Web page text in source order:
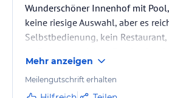
Wunderschöner Innenhof mit
keine riesige Auswahl, aber es
Selbstbedienung, kein
gerne wieder.
Mehr anzeigen
Meilengutschrift erhalten